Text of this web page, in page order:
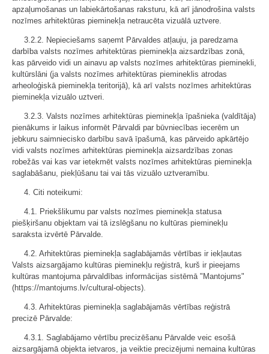
apzaļumošanas un labiekārtošanas raksturu, kā arī jānodrošina valsts
nozīmes arhitektūras pieminekļa netraucēta vizuālā uztvere.
3.2.2. Nepieciešams saņemt Pārvaldes atļauju, ja paredzama
darbība valsts nozīmes arhitektūras pieminekļa aizsardzības zonā,
kas pārveido vidi un ainavu ap valsts nozīmes arhitektūras pieminekli,
kultūrslāni (ja valsts nozīmes arhitektūras piemineklis atrodas
arheoloģiskā pieminekļa teritorijā), kā arī valsts nozīmes arhitektūras
pieminekļa vizuālo uztveri.
3.2.3. Valsts nozīmes arhitektūras pieminekļa īpašnieka (valdītāja)
pienākums ir laikus informēt Pārvaldi par būvniecības iecerēm un
jebkuru saimniecisko darbību savā īpašumā, kas pārveido apkārtējo
vidi valsts nozīmes arhitektūras pieminekļa aizsardzības zonas
robežās vai kas var ietekmēt valsts nozīmes arhitektūras pieminekļa
saglabāšanu, piekļūšanu tai vai tās vizuālo uztveramību.
4. Citi noteikumi:
4.1. Priekšlikumu par valsts nozīmes pieminekļa statusa
piešķiršanu objektam vai tā izslēgšanu no kultūras pieminekļu
saraksta izvērtē Pārvalde.
4.2. Arhitektūras pieminekļa saglabājamās vērtības ir iekļautas
Valsts aizsargājamo kultūras pieminekļu reģistrā, kurš ir pieejams
kultūras mantojuma pārvaldības informācijas sistēmā "Mantojums"
(https://mantojums.lv/cultural-objects).
4.3. Arhitektūras pieminekļa saglabājamās vērtības reģistrā
precizē Pārvalde:
4.3.1. Saglabājamo vērtību precizēšanu Pārvalde veic esošā
aizsargājamā objekta ietvaros, ja veiktie precizējumi nemaina kultūras